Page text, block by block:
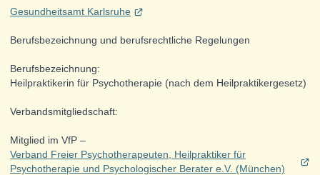
Gesundheitsamt Karlsruhe
Berufsbezeichnung und berufsrechtliche Regelungen
Berufsbezeichnung:
Heilpraktikerin für Psychotherapie (nach dem Heilpraktikergesetz)
Verbandsmitgliedschaft:
Mitglied im VfP –
Verband Freier Psychotherapeuten, Heilpraktiker für
Psychotherapie und Psychologischer Berater e.V. (München)